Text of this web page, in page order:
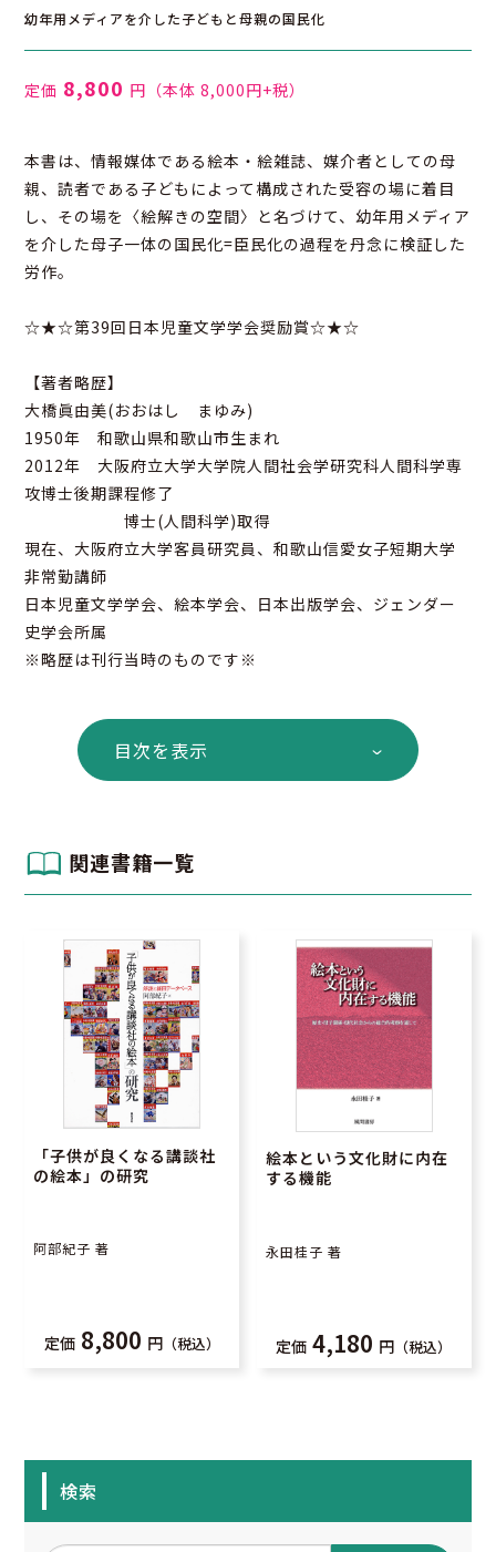
幼年用メディアを介した子どもと母親の国民化
定価 8,800 円 （本体 8,000円+税）
本書は、情報媒体である絵本・絵雑誌、媒介者としての母
親、読者である子どもによって構成された受容の場に着目
し、その場を〈絵解きの空間〉と名づけて、幼年用メディア
を介した母子一体の国民化=臣民化の過程を丹念に検証した
労作。
☆★☆第39回日本児童文学学会奨励賞☆★☆
【著者略歴】
大橋眞由美(おおはし まゆみ)
1950年 和歌山県和歌山市生まれ
2012年 大阪府立大学大学院人間社会学研究科人間科学専
攻博士後期課程修了
博士(人間科学)取得
現在、大阪府立大学客員研究員、和歌山信愛女子短期大学
非常勤講師
日本児童文学学会、絵本学会、日本出版学会、ジェンダー
史学会所属
※略歴は刊行当時のものです※
目次を表示
関連書籍一覧
「子供が良くなる講談社
の絵本」の研究
阿部紀子 著
定価 8,800 円（税込）
絵本という文化財に内在
する機能
永田桂子 著
定価 4,180 円 （税込）
検索